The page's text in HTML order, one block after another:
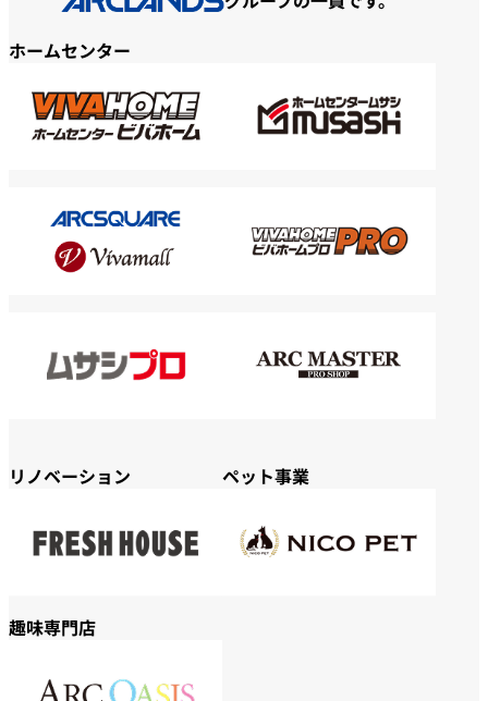
ホームセンター
リノベーション ペット事業
趣味専門店